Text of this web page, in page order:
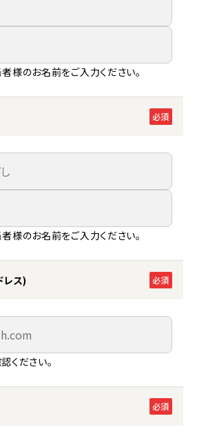
様のお名前をご入力ください。
必須
様のお名前をご入力ください。
レス) 必須
ください。
必須